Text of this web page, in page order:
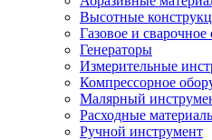
Высотные
Газовое и сварочное
Генераторы
Измерительные
Компрессорное
Малярный
Расходные
Ручной инструмент